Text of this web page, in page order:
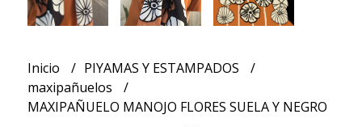
Inicio
PIYAMAS Y ESTAMPADOS
maxipañuelos
MAXIPAÑUELO MANOJO FLORES SUELA Y NEGRO